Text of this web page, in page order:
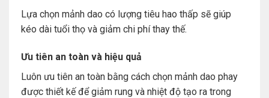
Lựa chọn mảnh dao có lượng tiêu hao thấp sẽ giúp
kéo dài tuổi thọ và giảm chi phí thay thế.
Ưu tiên an toàn và hiệu quả
Luôn ưu tiên an toàn bằng cách chọn mảnh dao phay
được thiết kế để giảm rung và nhiệt độ tạo ra trong